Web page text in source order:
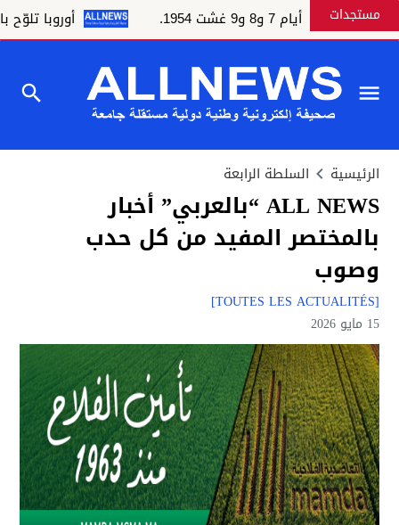
مستجدات
و9 غشت 1954. أوروبا تلوّح بالعقوبات
الرئيسية السلطة الرابعة
ALL NEWS “بالعربي” أخبار
بالمختصر المفيد من كل حدب
وصوب
[TOUTES LES ACTUALITÉS]
15 مايو 2026